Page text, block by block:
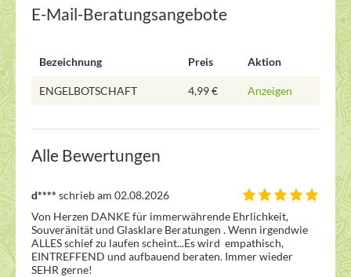
E-Mail-Beratungsangebote
Bezeichnung Preis Aktion
ENGELBOTSCHAFT 4,99 € Anzeigen
Alle Bewertungen
d**** schrieb am 02.08.2026
Von Herzen DANKE für immerwährende Ehrlichkeit,
Souveränität und Glasklare Beratungen . Wenn irgendwie
ALLES schief zu laufen scheint...Es wird  empathisch,
EINTREFFEND und aufbauend beraten. Immer wieder
SEHR gerne!